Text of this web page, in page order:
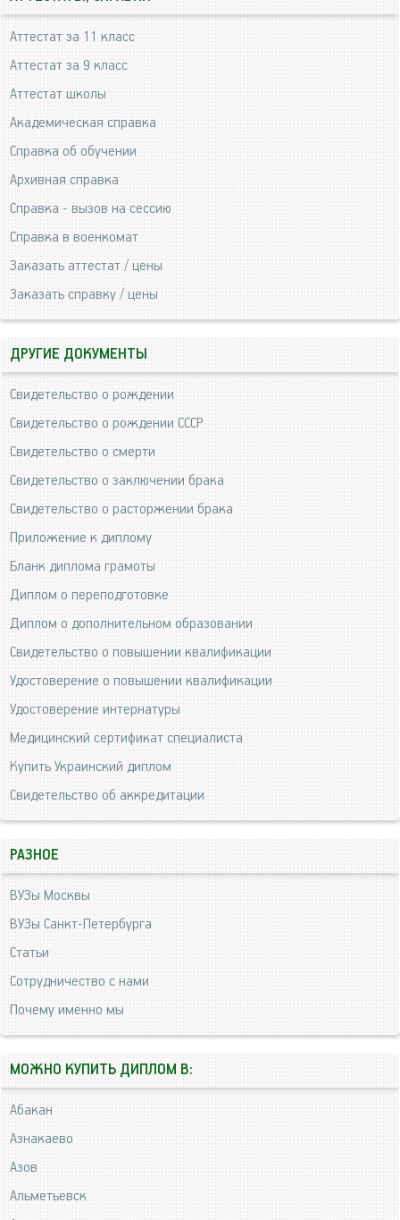
Аттестат за 11 класс
Аттестат за 9 класс
Аттестат школы
Академическая справка
Справка об обучении
Архивная справка
Справка - вызов на сессию
Справка в военкомат
Заказать аттестат / цены
Заказать справку / цены
ДРУГИЕ ДОКУМЕНТЫ
Свидетельство о рождении
Свидетельство о рождении СССР
Свидетельство о смерти
Свидетельство о заключении брака
Свидетельство о расторжении брака
Приложение к диплому
Бланк диплома грамоты
Диплом о переподготовке
Диплом о дополнительном образовании
Свидетельство о повышении квалификации
Удостоверение о повышении квалификации
Удостоверение интернатуры
Медицинский сертификат специалиста
Купить Украинский диплом
Свидетельство об аккредитации
РАЗНОЕ
ВУЗы Москвы
ВУЗы Санкт-Петербурга
Статьи
Сотрудничество с нами
Почему именно мы
МОЖНО КУПИТЬ ДИПЛОМ В:
Абакан
Азнакаево
Азов
Альметьевск